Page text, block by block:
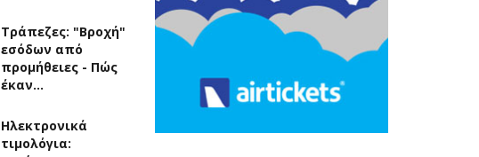
Τράπεζες: "Βροχή"
εσόδων από
προμήθειες - Πώς
έκαν…
Ηλεκτρονικά
τιμολόγια: